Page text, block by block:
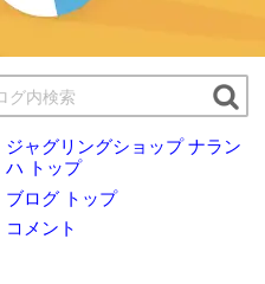
ジャグリングショップ ナラン
ハ トップ
ブログ トップ
コメント